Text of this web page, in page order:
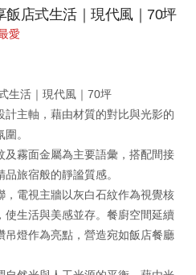
飯店式生活｜現代風｜70坪
愛
生活｜現代風｜70坪
主軸，藉由材質的對比與光影的
。
霧面金屬為主要語彙，搭配間接
旅宿般的靜謐質感。
電視主牆以灰白石紋作為視覺核
生活與美感並存。餐廚空間延續
燈作為亮點，營造宛如飯店餐廳